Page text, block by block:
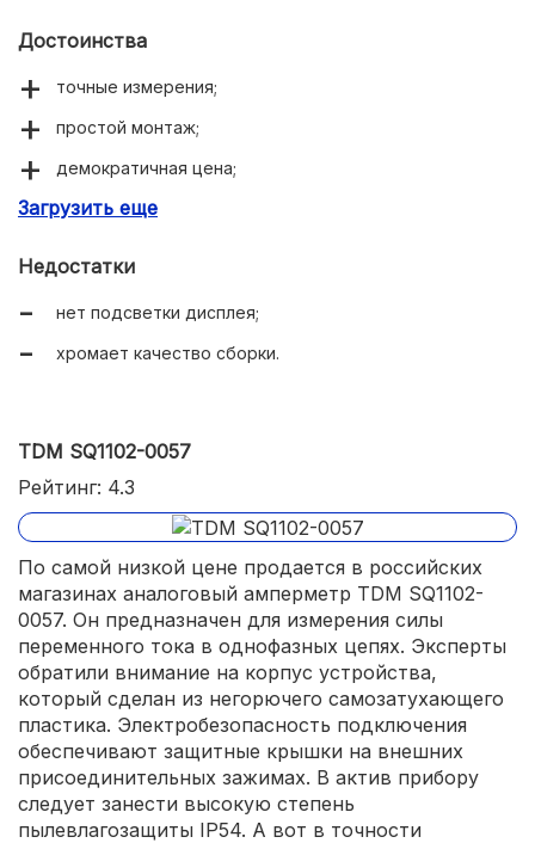
Достоинства
точные измерения;
простой монтаж;
демократичная цена;
удобное управление.
Загрузить еще
Недостатки
нет подсветки дисплея;
хромает качество сборки.
TDM SQ1102-0057
Рейтинг: 4.3
По самой низкой цене продается в российских
магазинах аналоговый амперметр TDM SQ1102-
0057. Он предназначен для измерения силы
переменного тока в однофазных цепях. Эксперты
обратили внимание на корпус устройства,
который сделан из негорючего самозатухающего
пластика. Электробезопасность подключения
обеспечивают защитные крышки на внешних
присоединительных зажимах. В актив прибору
следует занести высокую степень
пылевлагозащиты IP54. А вот в точности